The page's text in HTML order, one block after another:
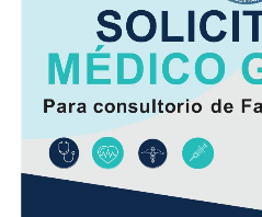
población vigilar el
de respuesta rápida y
derrumbes, deslaves y
Además de conducir con
la visibilidad y anegamientos
descargas eléctricas y
tormenta, entre otros